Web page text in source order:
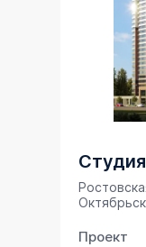
Студия
Проект